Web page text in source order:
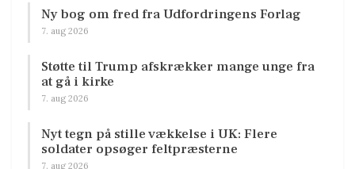
Ny bog om fred fra Udfordringens Forlag
7. aug 2026
Støtte til Trump afskrækker mange unge fra
at gå i kirke
7. aug 2026
Nyt tegn på stille vækkelse i UK: Flere
soldater opsøger feltpræsterne
7. aug 2026